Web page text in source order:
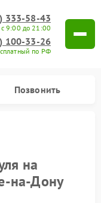
333-58-43
9:00 до 21:00
100-33-26
по РФ
Позвонить
на
на-Дону